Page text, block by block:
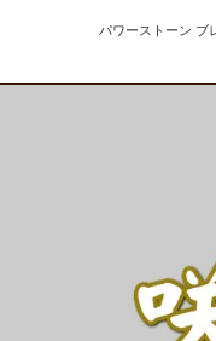
パワーストーン ブ